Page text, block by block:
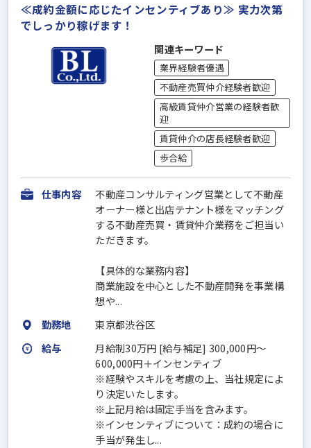
≪成約金額に応じたインセンティブあり≫ 実力次第
でしっかり稼げます！
関連キーワード
業界経験者優遇
不動産売買仲介経験者歓迎
高級賃貸仲介営業の経験者歓
迎
賃貸仲介の店長経験者歓迎
歩合給
仕事内容
不動産コンサルティング営業として不動産
オーナー様と出店テナント様をマッチング
する不動産売買・賃貸仲介業務をご担当い
ただきます。
【具体的な業務内容】
商業施設を中心とした不動産開発を事業構
想や...
勤務地
東京都渋谷区
給与
月給制30万円 [給与補足] 300,000円～
600,000円＋インセンティブ
※経験やスキルを考慮の上、当社規定によ
り決定いたします。
※上記月給は固定手当を含みます。
※インセンティブについて：成約の場合に
手当が発生し...